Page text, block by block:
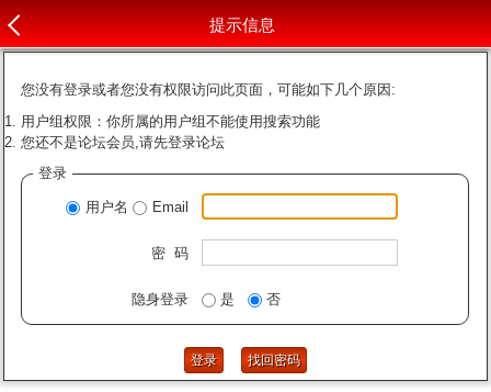
提示信息
您没有登录或者您没有权限访问此页面，可能如下几个原因:
用户组权限：你所属的用户组不能使用搜索功能
您还不是论坛会员,请先登录论坛
登录
用户名 Email
密 码
隐身登录 是 否